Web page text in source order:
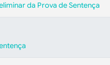
da Prova de Sentença